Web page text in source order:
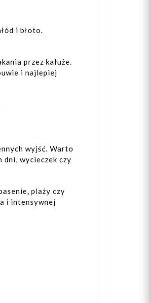
i błoto.
przez kałuże.
i najlepiej
wyjść. Warto
dni, wycieczek czy
plaży czy
i intensywnej